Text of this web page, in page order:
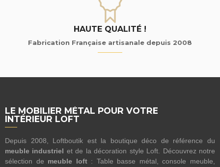
HAUTE QUALITÉ !
Fabrication Française artisanale depuis 2008
LE MOBILIER MÉTAL POUR VOTRE
INTÉRIEUR LOFT
Depuis 2008, Loftboutik est la boutique déco de référence du
meuble industriel et de la décoration style Loft. Découvrez notre
sélection de meuble loft: Table basse métal, console meuble,